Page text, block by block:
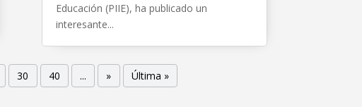
Educación (PIIE), ha publicado un
interesante...
30 40 ... » Última »